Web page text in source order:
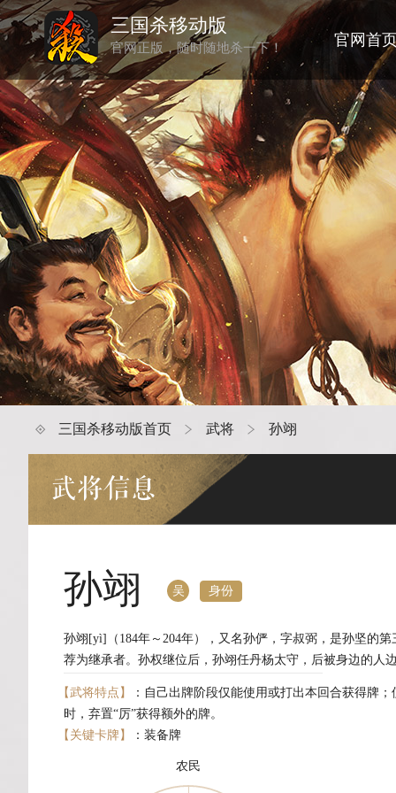
三国杀移动版
官网正版，随时随地杀一下！ 官网首
三国杀移动版首页 武将 孙翊
武将信息
孙翊 吴 身份
孙翊[yì]（184年～204年），又名孙俨，字叔弼，是孙坚的
荐为继承者。孙权继位后，孙翊任丹杨太守，后被身边的人
【武将特点】
：自己出牌阶段仅能使用或打出本回合获得牌
时，弃置“厉”获得额外的牌。
【关键卡牌】
：装备牌